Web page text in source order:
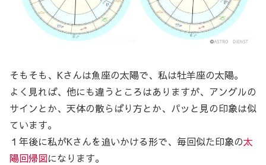
そもそも、Kさんは魚座の太陽で、私は牡羊座の太陽。
よく見れば、他にも違うところはありますが、アングルの
サインとか、天体の散らばり方とか、パッと見の印象は似
ています。
１年後に私がKさんを追いかける形で、毎回似た印象の太
陽回帰図になります。